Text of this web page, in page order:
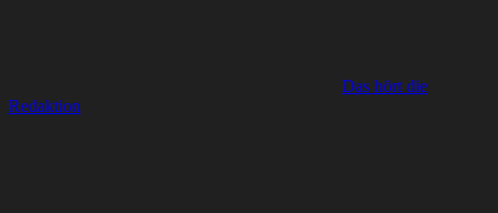
Das hört die
Redaktion